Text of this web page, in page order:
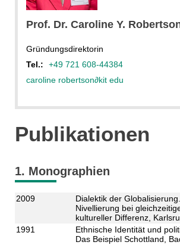
Prof. Dr. Caroline Y.
Gründungsdirektorin
Tel.:
+49 721 608-44384
caroline robertson∂kit edu
Publikationen
1. Monographien
2009
Dialektik der
Nivellierung bei
kultureller Differenz,
1991
Ethnische Identität und
Das Beispiel Schottland,